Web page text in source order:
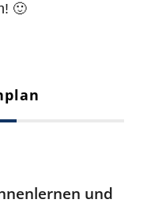
🙂
und